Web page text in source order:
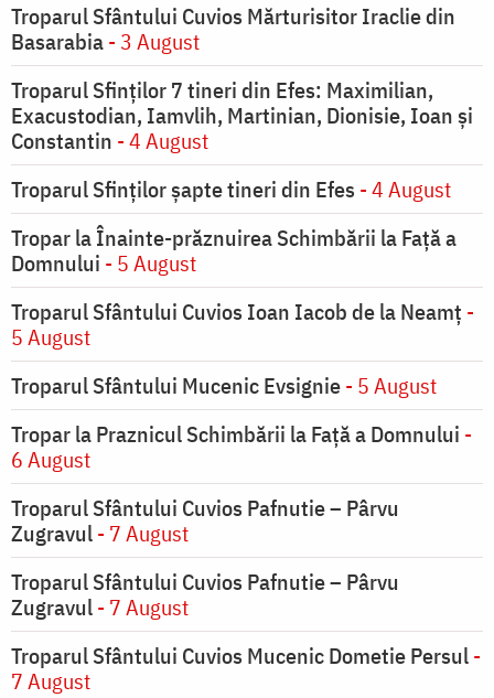
Troparul Sfântului Cuvios Mărturisitor Iraclie din
Basarabia- 3 August
Troparul Sfinţilor 7 tineri din Efes: Maximilian,
Exacustodian, Iamvlih, Martinian, Dionisie, Ioan şi
Constantin - 4 August
Troparul Sfinţilor şapte tineri din Efes - 4 August
Tropar la Înainte-prăznuirea Schimbării la Faţă a
Domnului - 5 August
Troparul Sfântului Cuvios Ioan Iacob de la Neamț -
5 August
Troparul Sfântului Mucenic Evsignie- 5 August
Tropar la Praznicul Schimbării la Faţă a Domnului -
6 August
Troparul Sfântului Cuvios Pafnutie – Pârvu
Zugravul- 7 August
Troparul Sfântului Cuvios Pafnutie – Pârvu
Zugravul- 7 August
Troparul Sfântului Cuvios Mucenic Dometie Persul-
7 August